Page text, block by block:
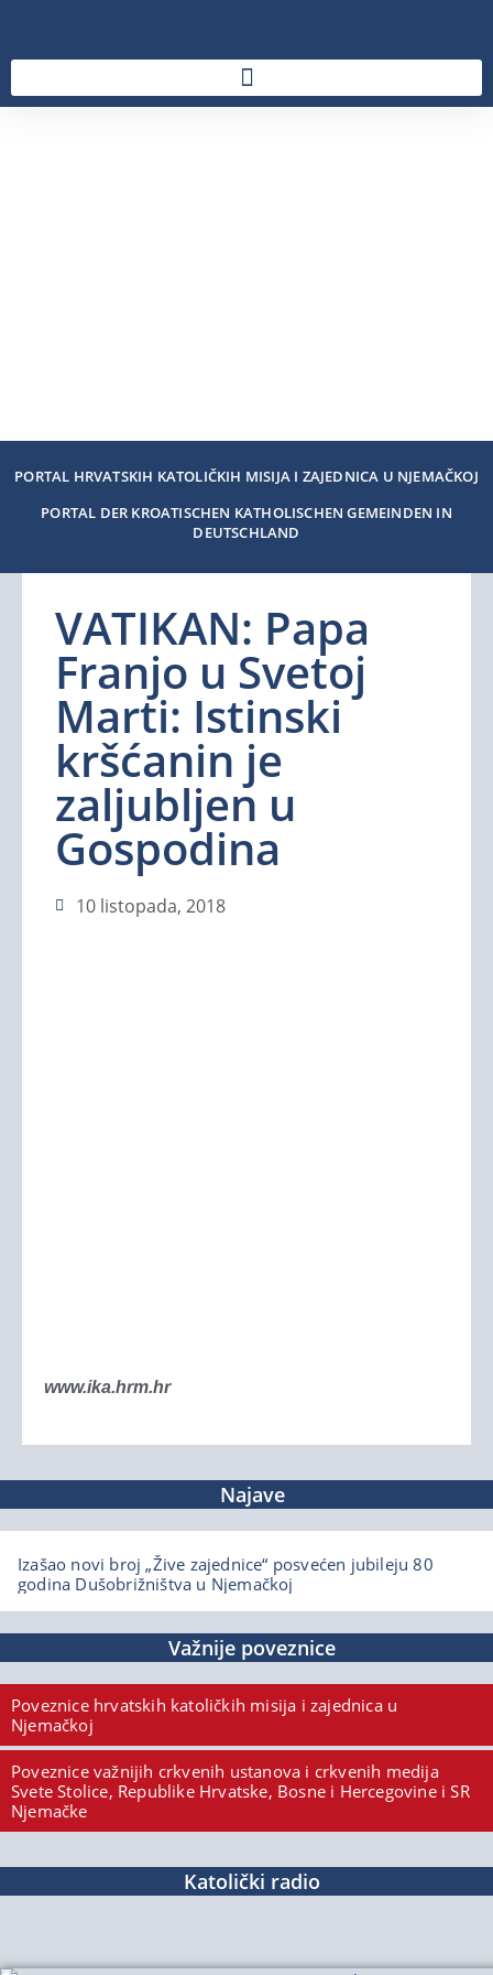
PORTAL HRVATSKIH KATOLIČKIH MISIJA I ZAJEDNICA U NJEMAČKOJ
PORTAL DER KROATISCHEN KATHOLISCHEN GEMEINDEN IN
DEUTSCHLAND
VATIKAN: Papa
Franjo u Svetoj
Marti: Istinski
kršćanin je
zaljubljen u
Gospodina
10 listopada, 2018
www.ika.hrm.hr
Najave
Izašao novi broj „Žive zajednice“ posvećen jubileju 80
godina Dušobrižništva u Njemačkoj
Važnije poveznice
Poveznice hrvatskih katoličkih misija i zajednica u
Njemačkoj
Poveznice važnijih crkvenih ustanova i crkvenih medija
Svete Stolice, Republike Hrvatske, Bosne i Hercegovine i SR
Njemačke
Katolički radio